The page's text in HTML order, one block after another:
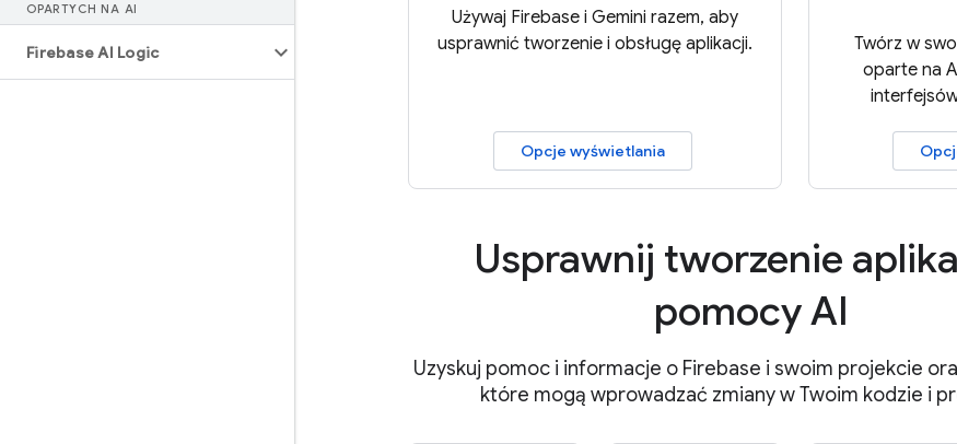
OPARTYCH NA AI
Firebase AI Logic
Używaj Firebase i Gemini razem, aby
usprawnić tworzenie i obsługę aplikacji.
Opcje wyświetlania
Twórz w
oparte na
Usprawnij tworzenie
pomocy AI
Uzyskuj pomoc i informacje o Firebase i swoim projekcie
które mogą wprowadzać zmiany w Twoim kodzie i